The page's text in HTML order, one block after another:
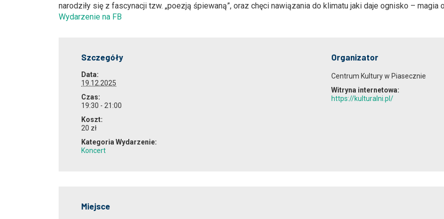
narodziły się z fascynacji tzw. „poezją śpiewaną”, oraz chęci nawiązania do klimatu jaki daje ognisko –
Wydarzenie na FB
Szczegóły
Data:
19.12.2025
Czas:
19:30 - 21:00
Koszt:
20 zł
Kategoria Wydarzenie:
Koncert
Organizator
Centrum Kultury w Piasecznie
Witryna internetowa:
https://kulturalni.pl/
Miejsce